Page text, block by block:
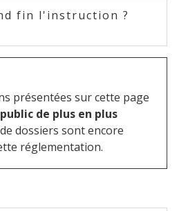
fin l'instruction ?
présentées sur cette page
public de plus en plus
dossiers sont encore
réglementation.